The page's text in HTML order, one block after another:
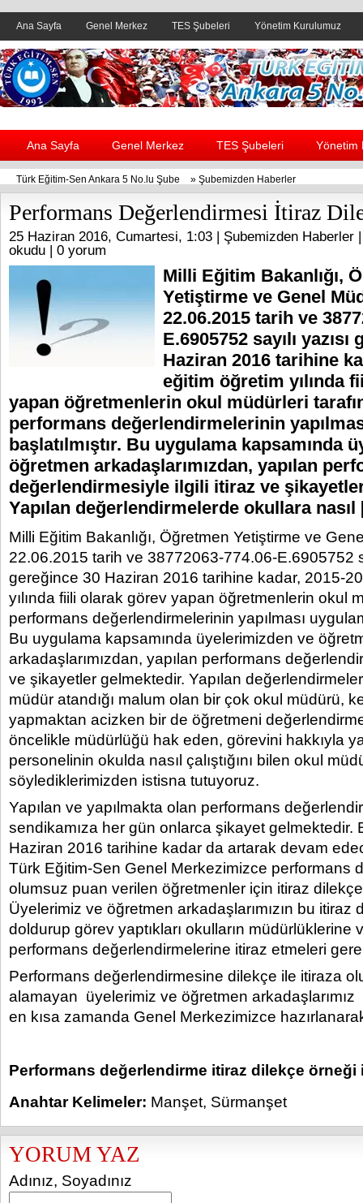
Ana Sayfa Genel Merkez TES Şubeleri Yönetim Kurulumuz
Header yanı reklam alanı
Ana Sayfa Genel Merkez TES Şubeleri Yönetim
Türk Eğitim-Sen Ankara 5 No.lu Şube » Şubemizden Haberler
Performans Değerlendirmesi İtiraz
25 Haziran 2016, Cumartesi, 1:03 | Şubemizden Haberler
okudu | 0 yorum
Milli Eğitim Bakanlığı,
Yetiştirme ve Genel
22.06.2015 tarih ve
E.6905752 sayılı
Haziran 2016 tarihine
eğitim öğretim yılında
yapan öğretmenlerin okul müdürleri
performans değerlendirmelerinin
başlatılmıştır. Bu uygulama kapsamında
öğretmen arkadaşlarımızdan, yapılan
değerlendirmesiyle ilgili itiraz ve
Yapılan değerlendirmelerde okullara
Milli Eğitim Bakanlığı, Öğretmen Yetiştirme ve
22.06.2015 tarih ve 38772063-774.06-E.6905752
gereğince 30 Haziran 2016 tarihine kadar, 2015-
yılında fiili olarak görev yapan öğretmenlerin okul
performans değerlendirmelerinin yapılması
Bu uygulama kapsamında üyelerimizden ve
arkadaşlarımızdan, yapılan performans
ve şikayetler gelmektedir. Yapılan
müdür atandığı malum olan bir çok okul müdürü,
yapmaktan acizken bir de öğretmeni
öncelikle müdürlüğü hak eden, görevini hakkıyla
personelinin okulda nasıl çalıştığını bilen okul
söylediklerimizden istisna tutuyoruz.
Yapılan ve yapılmakta olan performans
sendikamıza her gün onlarca şikayet gelmektedir.
Haziran 2016 tarihine kadar da artarak devam
Türk Eğitim-Sen Genel Merkezimizce performans
olumsuz puan verilen öğretmenler için itiraz
Üyelerimiz ve öğretmen arkadaşlarımızın bu itiraz
doldurup görev yaptıkları okulların müdürlüklerine
performans değerlendirmelerine itiraz etmeleri
Performans değerlendirmesine dilekçe ile itiraza
alamayan üyelerimiz ve öğretmen
en kısa zamanda Genel Merkezimizce
Performans değerlendirme itiraz dilekçe örneği
Anahtar Kelimeler: Manşet, Sürmanşet
YORUM YAZ
Adınız, Soyadınız